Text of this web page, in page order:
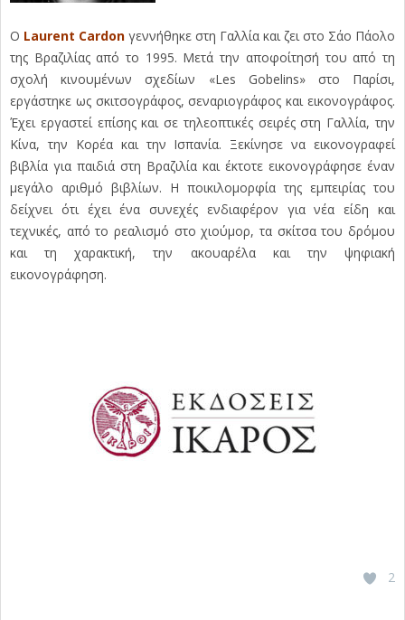
Ο Laurent Cardon γεννήθηκε στη Γαλλία και ζει στο Σάο Πάολο
της Βραζιλίας από το 1995. Μετά την αποφοίτησή του από τη
σχολή κινουμένων σχεδίων «Les Gobelins» στο Παρίσι,
εργάστηκε ως σκιτσογράφος, σεναριογράφος και εικονογράφος.
Έχει εργαστεί επίσης και σε τηλεοπτικές σειρές στη Γαλλία, την
Κίνα, την Κορέα και την Ισπανία. Ξεκίνησε να εικονογραφεί
βιβλία για παιδιά στη Βραζιλία και έκτοτε εικονογράφησε έναν
μεγάλο αριθμό βιβλίων. Η ποικιλομορφία της εμπειρίας του
δείχνει ότι έχει ένα συνεχές ενδιαφέρον για νέα είδη και
τεχνικές, από το ρεαλισμό στο χιούμορ, τα σκίτσα του δρόμου
και τη χαρακτική, την ακουαρέλα και την ψηφιακή
εικονογράφηση.
2